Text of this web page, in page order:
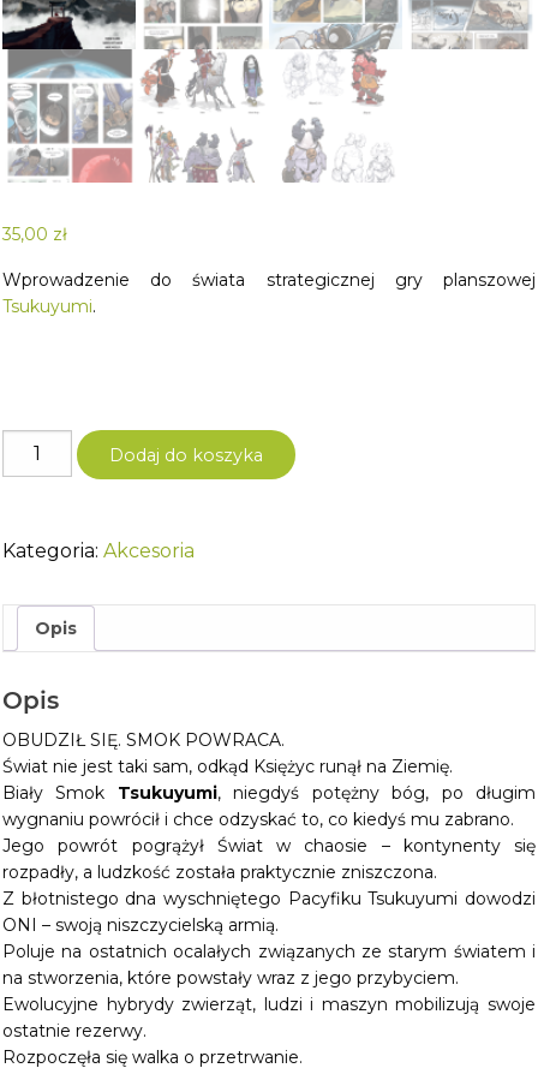
35,00 zł
Wprowadzenie do świata strategicznej gry planszowej
Tsukuyumi.
ilość
Tsukuyumi
Dodaj do koszyka
Kategoria: Akcesoria
Opis
Opis
OBUDZIŁ SIĘ. SMOK POWRACA.
Świat nie jest taki sam, odkąd Księżyc runął na Ziemię.
Biały Smok Tsukuyumi, niegdyś potężny bóg, po długim
wygnaniu powrócił i chce odzyskać to, co kiedyś mu zabrano.
Jego powrót pogrążył Świat w chaosie – kontynenty się
rozpadły, a ludzkość została praktycznie zniszczona.
Z błotnistego dna wyschniętego Pacyfiku Tsukuyumi dowodzi
ONI – swoją niszczycielską armią.
Poluje na ostatnich ocalałych związanych ze starym światem i
na stworzenia, które powstały wraz z jego przybyciem.
Ewolucyjne hybrydy zwierząt, ludzi i maszyn mobilizują swoje
ostatnie rezerwy.
Rozpoczęła się walka o przetrwanie.